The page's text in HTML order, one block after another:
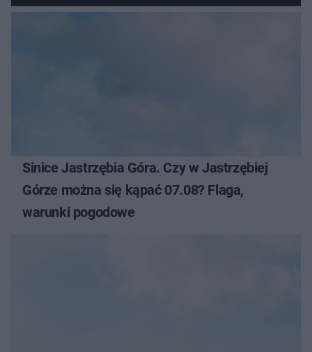
Sinice Jastrzębia Góra. Czy w Jastrzębiej
Górze można się kąpać 07.08? Flaga,
warunki pogodowe